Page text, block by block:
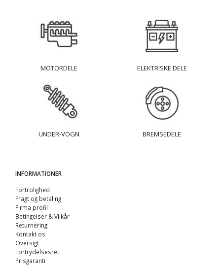
MOTORDELE ELEKTRISKE DELE
UNDER-VOGN BREMSEDELE
INFORMATIONER
Fortrolighed
Fragt og betaling
Firma profil
Betingelser & Vilkår
Returnering
Kontakt os
Oversigt
Fortrydelsesret
Prisgaranti